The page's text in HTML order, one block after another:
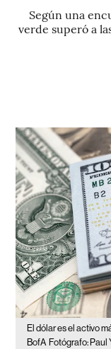
Según una
verde superó a
El dólar es el activo
BofA Fotógrafo: